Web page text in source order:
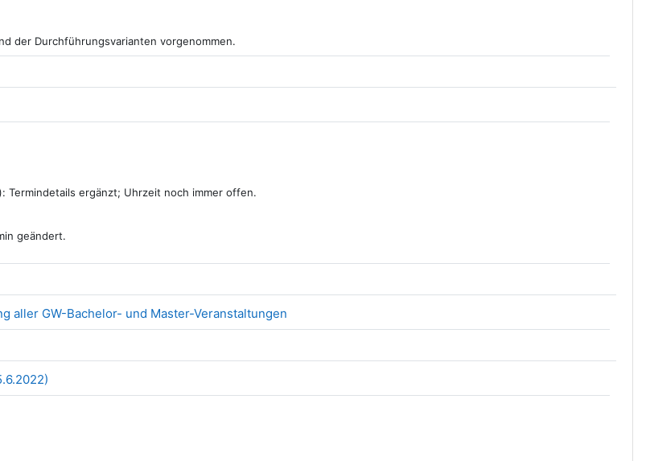
der Durchführungsvarianten vorgenommen.
Termindetails ergänzt; Uhrzeit noch immer offen.
geändert.
aller GW-Bachelor- und Master-Veranstaltungen